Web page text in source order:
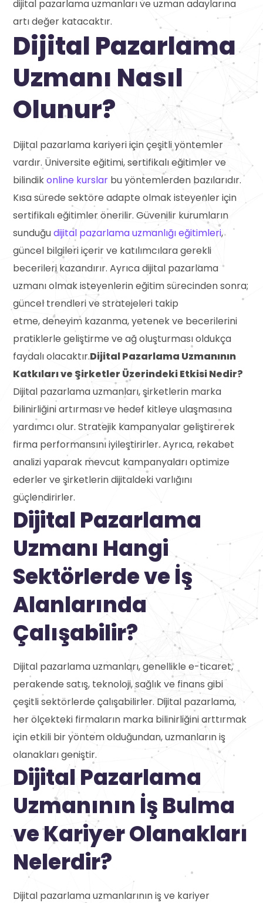
dijital pazarlama uzmanları ve uzman adaylarına
artı değer katacaktır.
Dijital Pazarlama
Uzmanı Nasıl
Olunur?
Dijital pazarlama kariyeri için çeşitli yöntemler
vardır. Üniversite eğitimi, sertifikalı eğitimler ve
bilindikonline kurslar bu yöntemlerden bazılarıdır.
Kısa sürede sektöre adapte olmak isteyenler için
sertifikalı eğitimler önerilir. Güvenilir kurumların
sunduğudijital pazarlama uzmanlığı eğitimleri,
güncel bilgileri içerir ve katılımcılara gerekli
becerileri kazandırır. Ayrıca dijital pazarlama
uzmanı olmak isteyenlerin eğitim sürecinden sonra;
güncel trendleri ve stratejeleri takip
etme, deneyim kazanma, yetenek ve becerilerini
pratiklerle geliştirme ve ağ oluşturması oldukça
faydalı olacaktır.Dijital Pazarlama Uzmanının
Katkıları ve Şirketler Üzerindeki Etkisi Nedir?
Dijital pazarlama uzmanları, şirketlerin marka
bilinirliğini artırması ve hedef kitleye ulaşmasına
yardımcı olur. Stratejik kampanyalar geliştirerek
firma performansını iyileştirirler. Ayrıca, rekabet
analizi yaparak mevcut kampanyaları optimize
ederler ve şirketlerin dijitaldeki varlığını
güçlendirirler.
Dijital Pazarlama
Uzmanı Hangi
Sektörlerde ve İş
Alanlarında
Çalışabilir?
Dijital pazarlama uzmanları, genellikle e-ticaret,
perakende satış, teknoloji, sağlık ve finans gibi
çeşitli sektörlerde çalışabilirler. Dijital pazarlama,
her ölçekteki firmaların marka bilinirliğini arttırmak
için etkili bir yöntem olduğundan, uzmanların iş
olanakları geniştir.
Dijital Pazarlama
Uzmanının İş Bulma
ve Kariyer Olanakları
Nelerdir?
Dijital pazarlama uzmanlarının iş ve kariyer